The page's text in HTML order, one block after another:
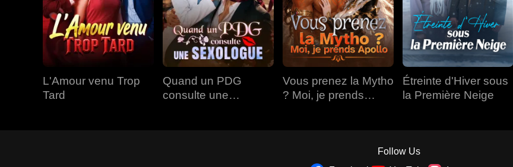
L'Amour venu Trop
Tard
Quand un PDG
consulte une
Vous prenez la Mytho
? Moi, je prends
Étreinte d'Hiver sous
la Première Neige
Follow Us